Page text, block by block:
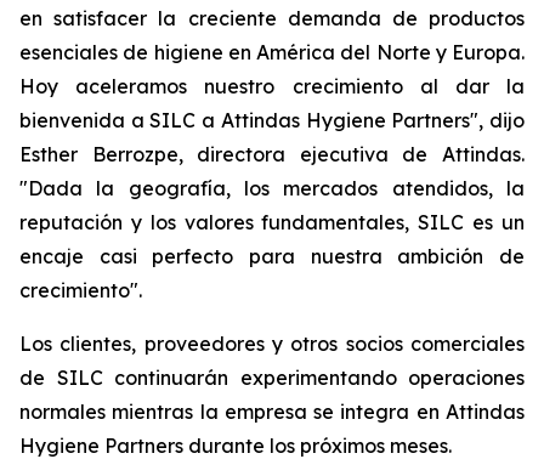
en satisfacer la creciente demanda de productos
esenciales de higiene en América del Norte y Europa.
Hoy aceleramos nuestro crecimiento al dar la
bienvenida a SILC a Attindas Hygiene Partners", dijo
Esther Berrozpe, directora ejecutiva de Attindas.
"Dada la geografía, los mercados atendidos, la
reputación y los valores fundamentales, SILC es un
encaje casi perfecto para nuestra ambición de
crecimiento".
Los clientes, proveedores y otros socios comerciales
de SILC continuarán experimentando operaciones
normales mientras la empresa se integra en Attindas
Hygiene Partners durante los próximos meses.